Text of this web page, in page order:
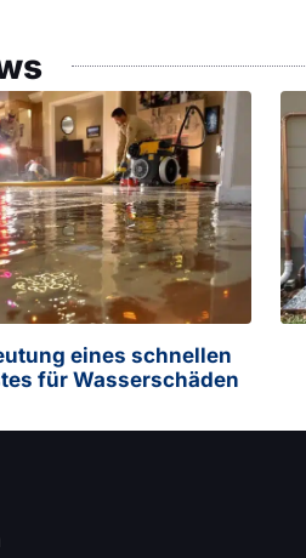
eines schnellen
für Wasserschäden